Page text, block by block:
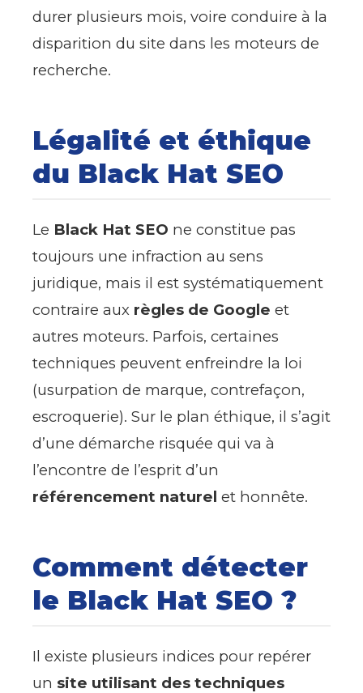
durer plusieurs mois, voire conduire à la
disparition du site dans les moteurs de
recherche.
Légalité et éthique
du Black Hat SEO
Le Black Hat SEO ne constitue pas
toujours une infraction au sens
juridique, mais il est systématiquement
contraire aux règles de Google et
autres moteurs. Parfois, certaines
techniques peuvent enfreindre la loi
(usurpation de marque, contrefaçon,
escroquerie). Sur le plan éthique, il s’agit
d’une démarche risquée qui va à
l’encontre de l’esprit d’un
référencement naturel et honnête.
Comment détecter
le Black Hat SEO ?
Il existe plusieurs indices pour repérer
un site utilisant des techniques